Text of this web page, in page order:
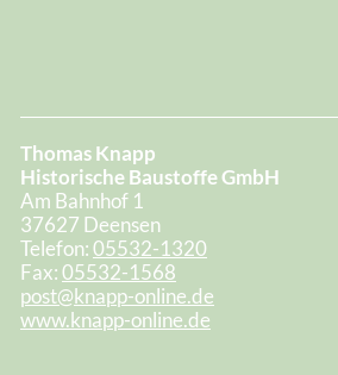
Thomas Knapp
Historische Baustoffe GmbH
Am Bahnhof 1
37627 Deensen
Telefon:05532-1320
Fax:05532-1568
post@knapp-online.de
www.knapp-online.de